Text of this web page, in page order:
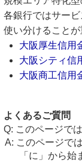
各銀行ではサー
使い分けることが
大阪厚生信用
大阪シティ信
大阪商工信用
よくあるご質問
このページで
このページで
「に」から